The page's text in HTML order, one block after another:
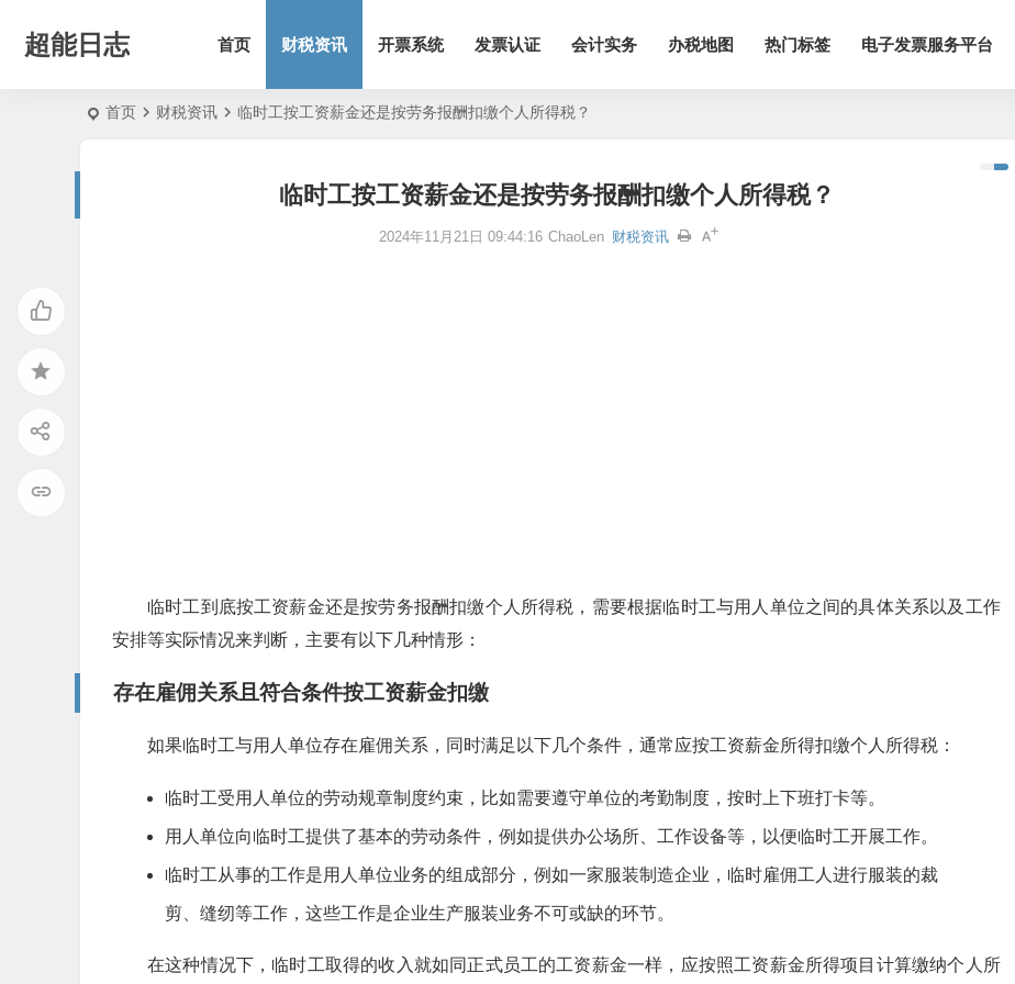
超能日志 首页 财税资讯 开票系统 发票认证 会计实务 办税地图 热门标签 电子发票服务平台
首页 财税资讯 临时工按工资薪金还是按劳务报酬扣缴个人所得税？
临时工按工资薪金还是按劳务报酬扣缴个人所得税？
2024年11月21日 09:44:16 ChaoLen 财税资讯
临时工到底按工资薪金还是按劳务报酬扣缴个人所得税，需要根据临时工与用人单位之间的具体关系以及工作
安排等实际情况来判断，主要有以下几种情形：
存在雇佣关系且符合条件按工资薪金扣缴
如果临时工与用人单位存在雇佣关系，同时满足以下几个条件，通常应按工资薪金所得扣缴个人所得税：
临时工受用人单位的劳动规章制度约束，比如需要遵守单位的考勤制度，按时上下班打卡等。
用人单位向临时工提供了基本的劳动条件，例如提供办公场所、工作设备等，以便临时工开展工作。
临时工从事的工作是用人单位业务的组成部分，例如一家服装制造企业，临时雇佣工人进行服装的裁
剪、缝纫等工作，这些工作是企业生产服装业务不可或缺的环节。
在这种情况下，临时工取得的收入就如同正式员工的工资薪金一样，应按照工资薪金所得项目计算缴纳个人所